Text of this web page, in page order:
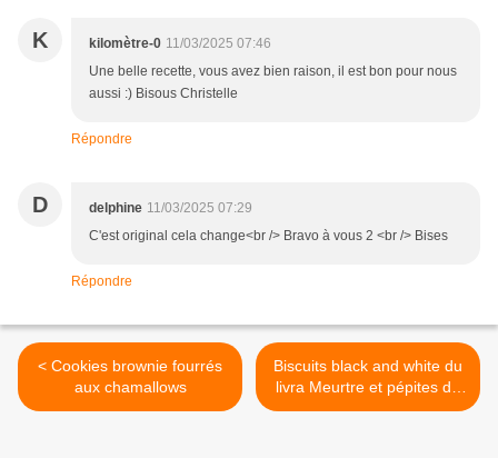
K kilomètre-0 11/03/2025 07:46
Une belle recette, vous avez bien raison, il est bon pour nous
aussi :) Bisous Christelle
Répondre
D delphine 11/03/2025 07:29
C'est original cela change<br /> Bravo à vous 2 <br /> Bises
Répondre
< Cookies brownie fourrés
aux chamallows
Biscuits black and white du
livra Meurtre et pépites de
chocolat >